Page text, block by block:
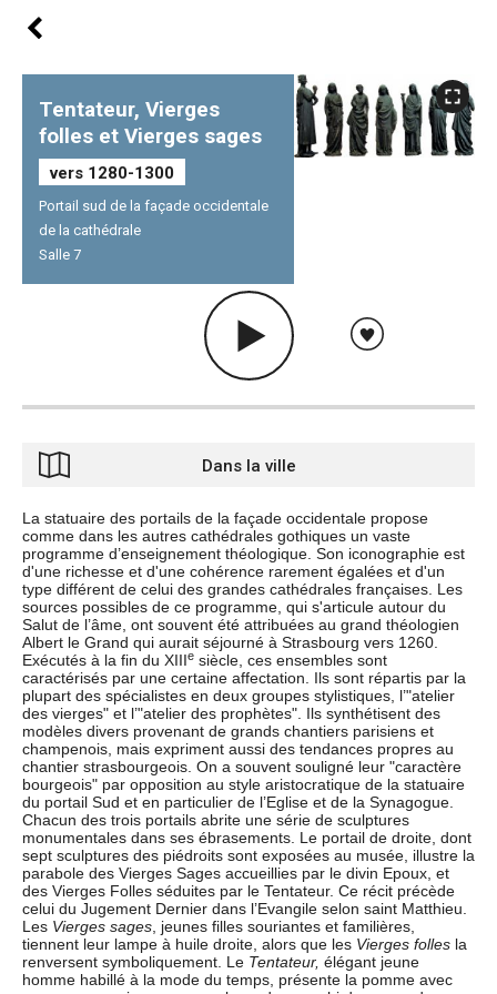
Tentateur, Vierges
folles et Vierges sages
vers 1280-1300
Portail sud de la façade occidentale
de la cathédrale
Salle 7
Dans la ville
La statuaire des portails de la façade occidentale propose
comme dans les autres cathédrales gothiques un vaste
programme d’enseignement théologique. Son iconographie est
d'une richesse et d'une cohérence rarement égalées et d'un
type différent de celui des grandes cathédrales françaises. Les
sources possibles de ce programme, qui s'articule autour du
Salut de l’âme, ont souvent été attribuées au grand théologien
Albert le Grand qui aurait séjourné à Strasbourg vers 1260.
Exécutés à la fin du XIIIe siècle, ces ensembles sont
caractérisés par une certaine affectation. Ils sont répartis par la
plupart des spécialistes en deux groupes stylistiques, l’"atelier
des vierges" et l’"atelier des prophètes". Ils synthétisent des
modèles divers provenant de grands chantiers parisiens et
champenois, mais expriment aussi des tendances propres au
chantier strasbourgeois. On a souvent souligné leur "caractère
bourgeois" par opposition au style aristocratique de la statuaire
du portail Sud et en particulier de l’Eglise et de la Synagogue.
Chacun des trois portails abrite une série de sculptures
monumentales dans ses ébrasements. Le portail de droite, dont
sept sculptures des piédroits sont exposées au musée, illustre la
parabole des Vierges Sages accueillies par le divin Epoux, et
des Vierges Folles séduites par le Tentateur. Ce récit précède
celui du Jugement Dernier dans l’Evangile selon saint Matthieu.
Les Vierges sages , jeunes filles souriantes et familières,
tiennent leur lampe à huile droite, alors que les Vierges folles la
renversent symboliquement. Le Tentateur, élégant jeune
homme habillé à la mode du temps, présente la pomme avec